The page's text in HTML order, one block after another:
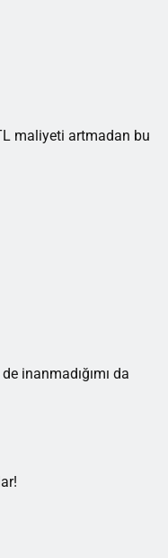
maliyeti artmadan bu
inanmadığımı da